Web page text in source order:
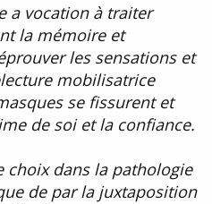
a vocation à traiter
la mémoire et
les sensations et
mobilisatrice
se fissurent et
de soi et la confiance.
choix dans la pathologie
de par la juxtaposition